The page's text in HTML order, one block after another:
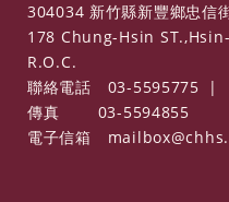
304034 新竹縣新豐鄉忠信
178 Chung-Hsin
R.O.C.
聯絡電話
03-5595775
|
傳真
03-5594855
電子信箱